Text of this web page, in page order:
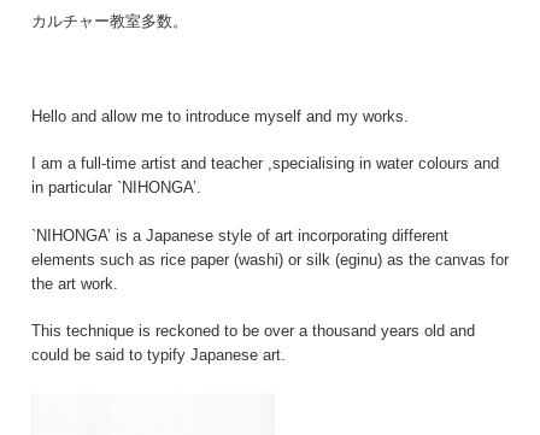
カルチャー教室多数。
Hello and allow me to introduce myself and my works.
I am a full-time artist and teacher ,specialising in water colours and
in particular `NIHONGA’.
`NIHONGA’ is a Japanese style of art incorporating different
elements such as rice paper (washi) or silk (eginu) as the canvas for
the art work.
This technique is reckoned to be over a thousand years old and
could be said to typify Japanese art.